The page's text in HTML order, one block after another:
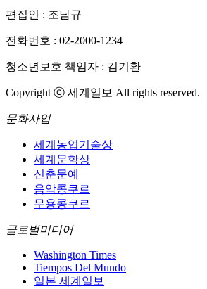
편집인 : 조남규
전화번호 : 02-2000-1234
청소년보호 책임자 : 김기환
Copyright ⓒ 세계일보 All rights reserved.
문화사업
세계농업기술상
세계문학상
신춘문예
음악콩쿠르
무용콩쿠르
글로벌미디어
Washington Times
Tiempos Del Mundo
일본 세계일보